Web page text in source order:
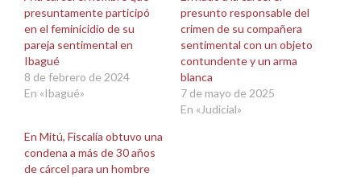
ventana
nueva)
ventana
nueva)
presuntamente participó
en el feminicidio de su
pareja sentimental en
Ibagué
8 de febrero de 2024
En «Ibagué»
presunto responsable del
crimen de su compañera
sentimental con un objeto
contundente y un arma
blanca
7 de mayo de 2025
En «Judicial»
En Mitú, Fiscalía obtuvo una
condena a más de 30 años
de cárcel para un hombre